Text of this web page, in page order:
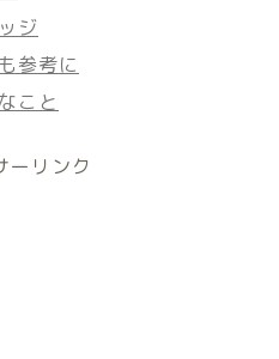
ジ
参考に
こと
ーリンク